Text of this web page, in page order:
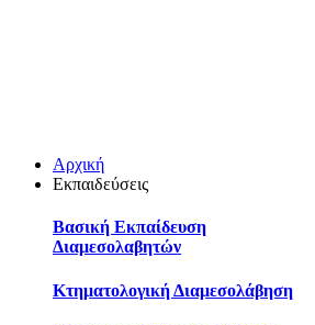
Αρχική
Εκπαιδεύσεις
Βασική Εκπαίδευση
Διαμεσολαβητών
Κτηματολογική Διαμεσολάβηση